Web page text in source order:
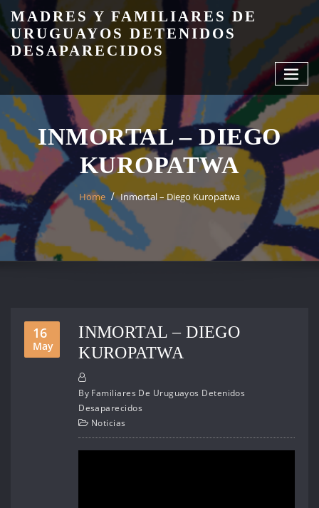
Skip
to
content
MADRES Y FAMILIARES DE
URUGUAYOS DETENIDOS
DESAPARECIDOS
INMORTAL – DIEGO
KUROPATWA
Home Inmortal – Diego Kuropatwa
16
May
INMORTAL – DIEGO
KUROPATWA
By Familiares De Uruguayos Detenidos
Desaparecidos
Noticias